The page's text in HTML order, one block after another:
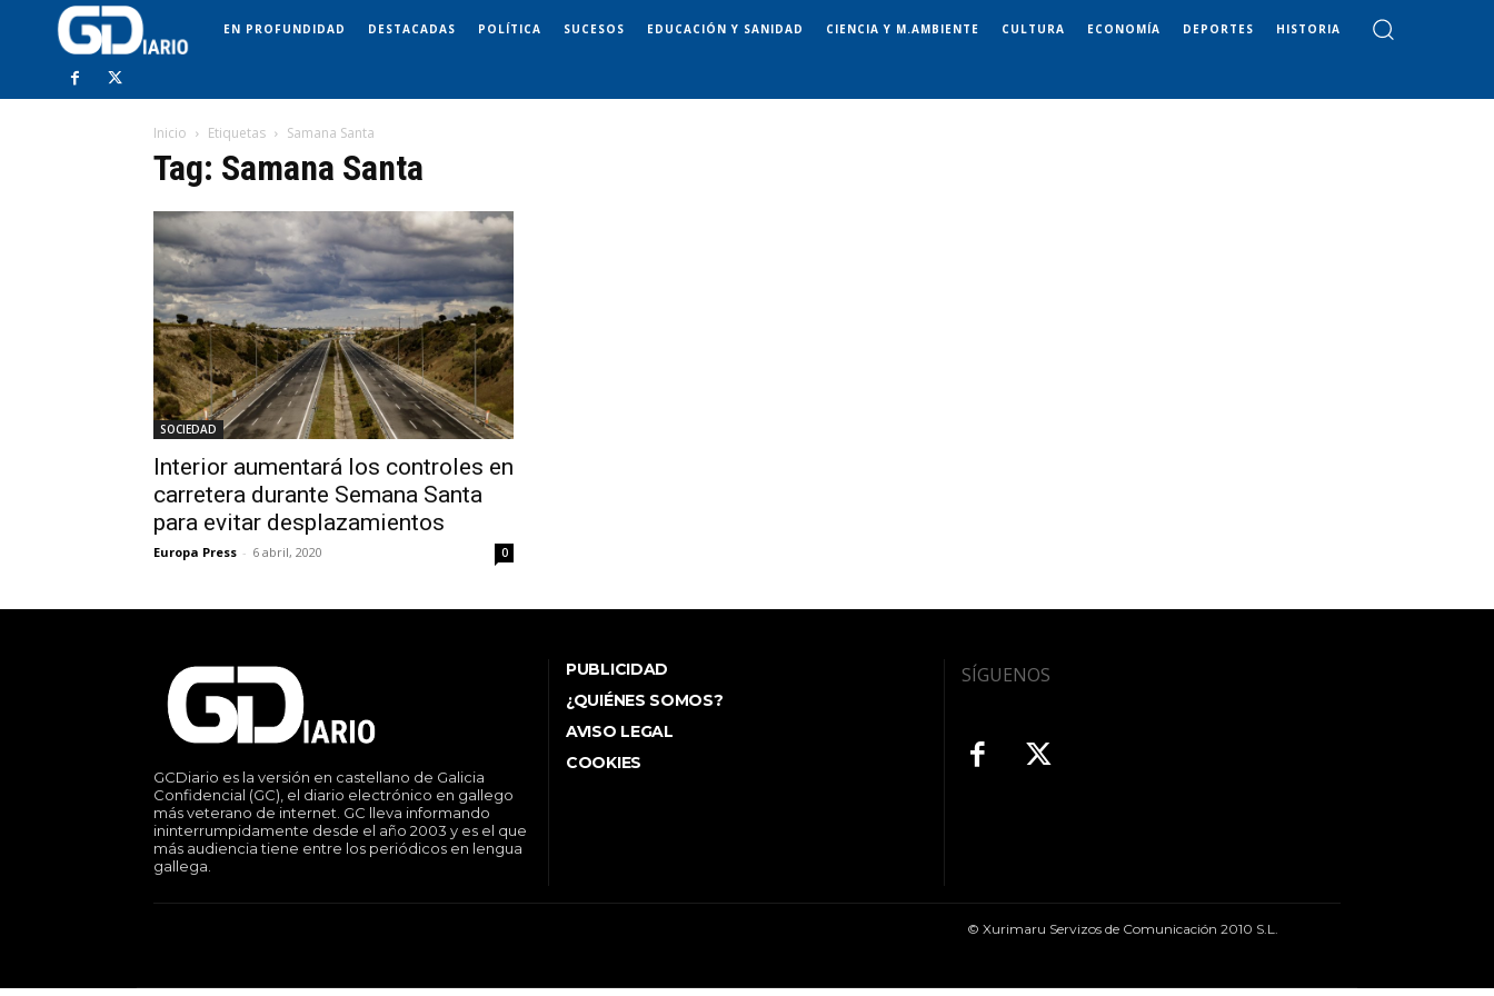
EN PROFUNDIDAD DESTACADAS POLÍTICA SUCESOS EDUCACIÓN Y SANIDAD CIENCIA Y M.AMBIENTE CULTURA ECONOMÍA DEPORTES HISTORIA
Inicio Etiquetas Samana Santa
Tag: Samana Santa
SOCIEDAD
Interior aumentará los controles en
carretera durante Semana Santa
para evitar desplazamientos
Europa Press - 6 abril, 2020 0
GCDiario es la versión en castellano de Galicia
Confidencial (GC), el diario electrónico en gallego
más veterano de internet. GC lleva informando
ininterrumpidamente desde el año 2003 y es el que
más audiencia tiene entre los periódicos en lengua
gallega.
PUBLICIDAD
¿QUIÉNES SOMOS?
AVISO LEGAL
COOKIES
SÍGUENOS
© Xurimaru Servizos de Comunicación 2010 S.L.